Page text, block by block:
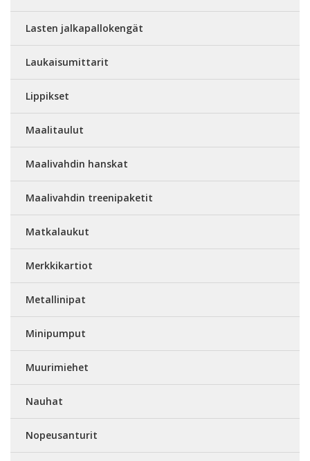
Lasten jalkapallokengät
Laukaisumittarit
Lippikset
Maalitaulut
Maalivahdin hanskat
Maalivahdin treenipaketit
Matkalaukut
Merkkikartiot
Metallinipat
Minipumput
Muurimiehet
Nauhat
Nopeusanturit